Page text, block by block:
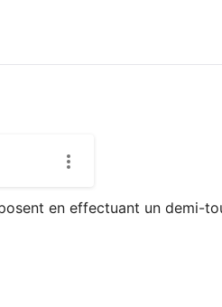
en effectuant un demi-